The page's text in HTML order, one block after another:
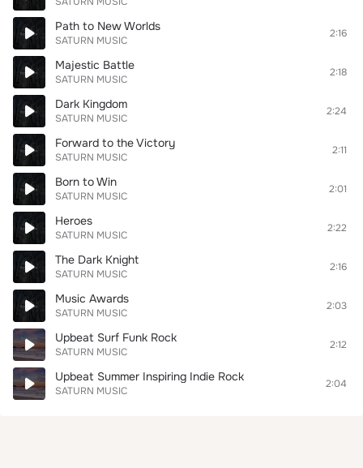
Path to New Worlds
SATURN MUSIC
2:16
Majestic Battle
SATURN MUSIC
2:18
Dark Kingdom
SATURN MUSIC
2:24
Forward to the Victory
SATURN MUSIC
2:11
Born to Win
SATURN MUSIC
2:01
Heroes
SATURN MUSIC
2:22
The Dark Knight
SATURN MUSIC
2:16
Music Awards
SATURN MUSIC
2:03
Upbeat Surf Funk Rock
SATURN MUSIC
2:12
Upbeat Summer Inspiring Indie Rock
SATURN MUSIC
2:04